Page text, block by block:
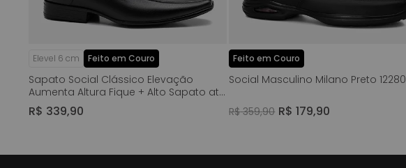
Elevel 6 cm Feito em Couro
Sapato Social Clássico Elevação
Aumenta Altura Fique + Alto Sapato até
+ 6cm Feito em Couro Macio Napa Soft
Masculino Milano Preto 13659
R$ 339,90
Feito em Couro
Social Masculino Milano Preto 12280
R$ 359,90 R$ 179,90